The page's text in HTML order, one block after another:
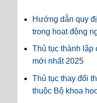
Hướng dẫn quy
trong hoạt động
Thủ tục thành lập
mới nhất 2025
Thủ tục thay đổi
thuộc Bộ khoa